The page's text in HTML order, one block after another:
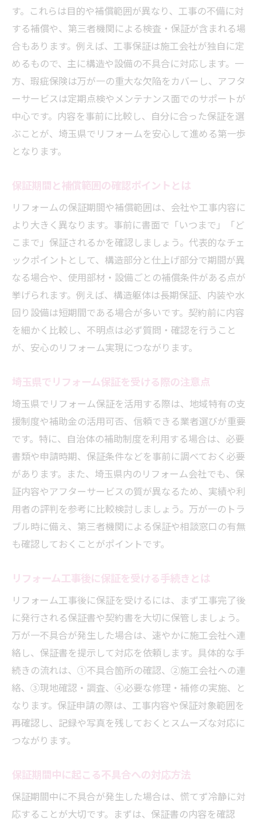
す。これらは目的や補償範囲が異なり、工事の不備に対
する補償や、第三者機関による検査・保証が含まれる場
合もあります。例えば、工事保証は施工会社が独自に定
めるもので、主に構造や設備の不具合に対応します。一
方、瑕疵保険は万が一の重大な欠陥をカバーし、アフタ
ーサービスは定期点検やメンテナンス面でのサポートが
中心です。内容を事前に比較し、自分に合った保証を選
ぶことが、埼玉県でリフォームを安心して進める第一歩
となります。
保証期間と補償範囲の確認ポイントとは
リフォームの保証期間や補償範囲は、会社や工事内容に
より大きく異なります。事前に書面で「いつまで」「ど
こまで」保証されるかを確認しましょう。代表的なチェ
ックポイントとして、構造部分と仕上げ部分で期間が異
なる場合や、使用部材・設備ごとの補償条件がある点が
挙げられます。例えば、構造躯体は長期保証、内装や水
回り設備は短期間である場合が多いです。契約前に内容
を細かく比較し、不明点は必ず質問・確認を行うこと
が、安心のリフォーム実現につながります。
埼玉県でリフォーム保証を受ける際の注意点
埼玉県でリフォーム保証を活用する際は、地域特有の支
援制度や補助金の活用可否、信頼できる業者選びが重要
です。特に、自治体の補助制度を利用する場合は、必要
書類や申請時期、保証条件などを事前に調べておく必要
があります。また、埼玉県内のリフォーム会社でも、保
証内容やアフターサービスの質が異なるため、実績や利
用者の評判を参考に比較検討しましょう。万が一のトラ
ブル時に備え、第三者機関による保証や相談窓口の有無
も確認しておくことがポイントです。
リフォーム工事後に保証を受ける手続きとは
リフォーム工事後に保証を受けるには、まず工事完了後
に発行される保証書や契約書を大切に保管しましょう。
万が一不具合が発生した場合は、速やかに施工会社へ連
絡し、保証書を提示して対応を依頼します。具体的な手
続きの流れは、①不具合箇所の確認、②施工会社への連
絡、③現地確認・調査、④必要な修理・補修の実施、と
なります。保証申請の際は、工事内容や保証対象範囲を
再確認し、記録や写真を残しておくとスムーズな対応に
つながります。
保証期間中に起こる不具合への対応方法
保証期間中に不具合が発生した場合は、慌てず冷静に対
応することが大切です。まずは、保証書の内容を確認